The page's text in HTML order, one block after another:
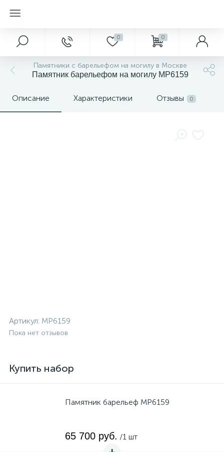
0 0
Памятники с барельефом на могилу в Москве
Памятник барельефом на могилу MP6159
Описание Характеристики Отзывы 0
Артикул: MP6159
Пока нет отзывов
Купить набор
Памятник барельеф MP6159
65 700 руб. /1 шт